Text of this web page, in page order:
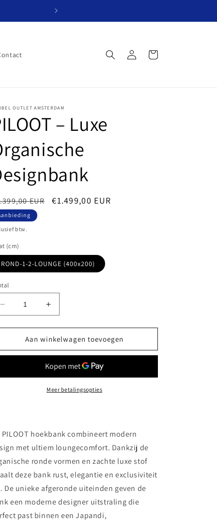
InloggenWinkelwagen
OUTLET AMSTERDAM
– Luxe
EUR Aanbiedingsprijs
€1.499,00 EUR
btw.
(cm)
ROND-1-2-LOUNGE (400x200)
Aantal
verlagen
voor
PILOOT
–
Organische
Designbank
Aantal
verhogen
voor
PILOOT
–
Organische
Designbank
Aan winkelwagen toevoegen
Meer betalingsopties
PILOOT hoekbankcombineert modern
met ultiem loungecomfort. Dankzij de
ronde vormen en zachte luxe stof
deze bank rust, elegantie en exclusiviteit
De unieke afgeronde uiteinden geven de
een moderne designer uitstraling die
past binnen een Japandi,